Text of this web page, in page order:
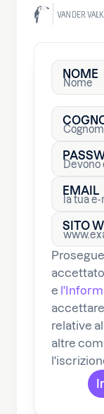
NOME
EMAIL
SITO
accettato
e
relative
altre